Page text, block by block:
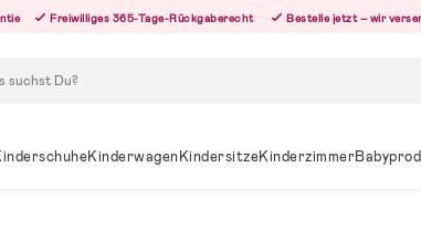
Freiwilliges 365-Tage-Rückgaberecht Bestelle jetzt – wir
KinderwagenKindersitzeKinderzimmer